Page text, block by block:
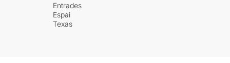
Entrades
Espai
Texas